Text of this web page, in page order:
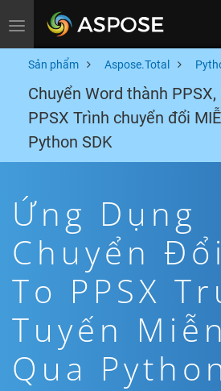
Toggle navigation
Sản phẩm Aspose.Total
Chuyển Word thành
PPSX Trình chuyển đổi
Python SDK
Ứng Dụng
Chuyển
To PPSX
Tuyến
Qua